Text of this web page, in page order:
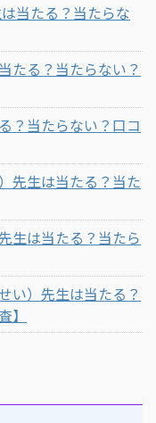
当たる？当たらな
たる？当たらない？
？当たらない？口コ
先生は当たる？当た
生は当たる？当たら
い）先生は当たる？
】